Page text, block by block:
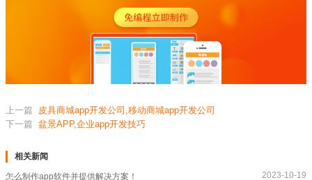
上一篇
皮具商城app开发公司,移动商城app开发公司
下一篇 盆景APP,企业app开发技巧
相关新闻
怎么制作app软件并提供解决方案！ 2023-10-19